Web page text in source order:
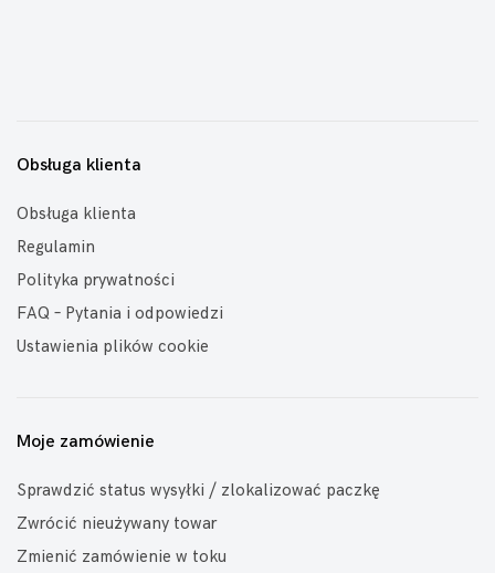
Obsługa klienta
Obsługa klienta
Regulamin
Polityka prywatności
FAQ – Pytania i odpowiedzi
Ustawienia plików cookie
Moje zamówienie
Sprawdzić status wysyłki / zlokalizować paczkę
Zwrócić nieużywany towar
Zmienić zamówienie w toku